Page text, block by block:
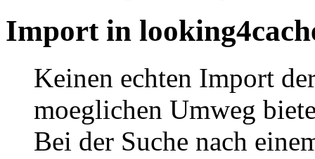
Import in
Keinen echten Import
moeglichen Umweg
Bei der Suche nach